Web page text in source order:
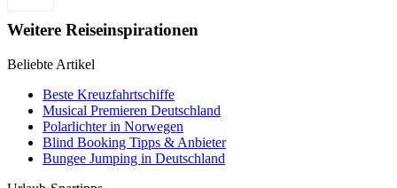
Weitere Reiseinspirationen
Beliebte Artikel
Beste Kreuzfahrtschiffe
Musical Premieren Deutschland
Polarlichter in Norwegen
Blind Booking Tipps & Anbieter
Bungee Jumping in Deutschland